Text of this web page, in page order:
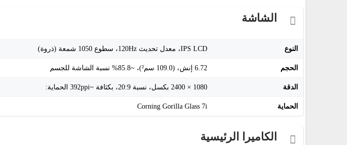
الشاشة
النوع IPS LCD، معدل تحديث 120Hz، سطوع 1050 شمعة (ذروة)
الحجم 6.72 إنش، (109.0 سم²)، ~85.8% نسبة الشاشة للجسم
الدقة 1080 × 2400 بكسل، نسبة 20:9، بكثافة ~392ppi الحماية:
الحماية Corning Gorilla Glass 7i
الكاميرا الرئيسية